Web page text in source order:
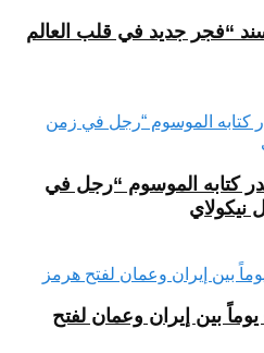
“فجر جديد في قلب العالم
كتابه الموسوم “رجل في
نيكولاي
إعلان وشيك عن اتفاق لـ60 يوماً بين إيران وعمان لفتح